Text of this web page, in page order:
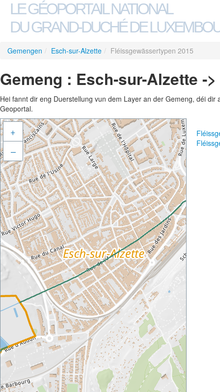
LE GÉOPORTAIL NATIONAL
DU GRAND-DUCHÉ DE
Gemengen / Esch-sur-Alzette / Fléissgewässertypen 2015
Gemeng : Esch-sur-Alzette -
Hei fannt dir eng Duerstellung vun dem Layer an der Gemeng, déi
Geoportal.
+
–